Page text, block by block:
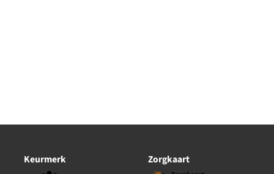
Keurmerk Zorgkaart